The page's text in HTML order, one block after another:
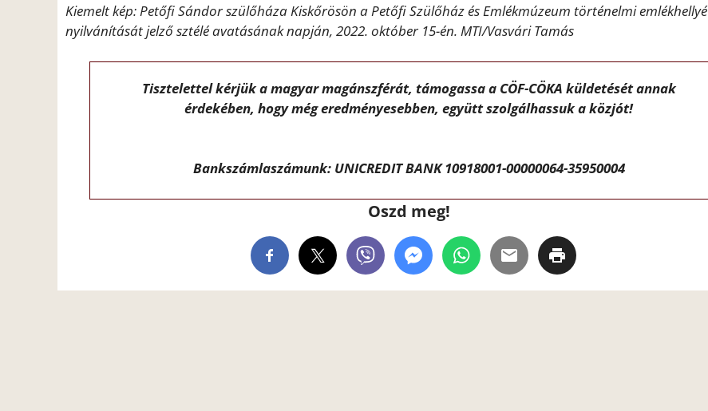
Kiemelt kép: Petőfi Sándor szülőháza Kiskőrösön a Petőfi Szülőház és Emlékmúzeum történelmi emlékhellyé
nyilvánítását jelző sztélé avatásának napján, 2022. október 15-én. MTI/Vasvári Tamás
Tisztelettel kérjük a magyar magánszférát, támogassa a CÖF-CÖKA küldetését annak
érdekében, hogy még eredményesebben, együtt szolgálhassuk a közjót!
Bankszámlaszámunk: UNICREDIT BANK 10918001-00000064-35950004
Oszd meg!